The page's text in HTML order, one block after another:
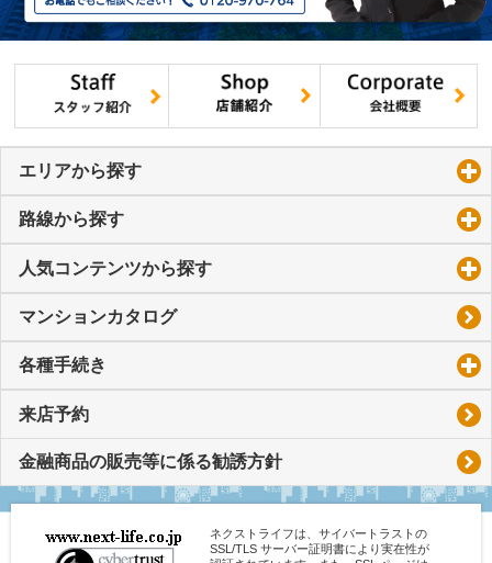
エリアから探す
路線から探す
人気コンテンツから探す
マンションカタログ
各種手続き
来店予約
金融商品の販売等に係る勧誘方針
ネクストライフは、サイバートラストの
SSL/TLS サーバー証明書により実在性が